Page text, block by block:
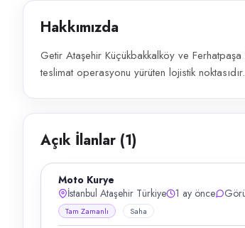
Hakkımızda
Getir Ataşehir Küçükbakkalköy ve
teslimat operasyonu yürüten lojistik noktasıdır.
Açık İlanlar (1)
Moto Kurye
İstanbul Ataşehir Türkiye
1 ay önce
Tam Zamanlı Saha